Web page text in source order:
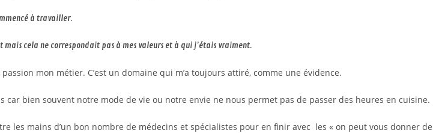
à travailler.
mais cela ne correspondait pas à mes valeurs et à qui j’étais vraiment.
mon métier. C’est un domaine qui m’a toujours attiré, comme une évidence.
bien souvent notre mode de vie ou notre envie ne nous permet pas de passer des heures en cuisine.
les mains d’un bon nombre de médecins et spécialistes pour en finir avec les « on peut vous donner de